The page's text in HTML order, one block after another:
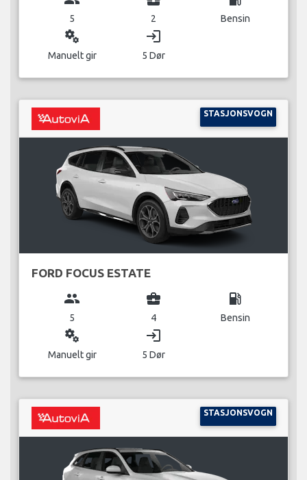
5 2 Bensin
miscellaneous_services
Manuelt gir
login
5 Dør
STASJONSVOGN
FORD FOCUS ESTATE
group
5
business_center
4
local_gas_station
Bensin
miscellaneous_services
Manuelt gir
login
5 Dør
STASJONSVOGN